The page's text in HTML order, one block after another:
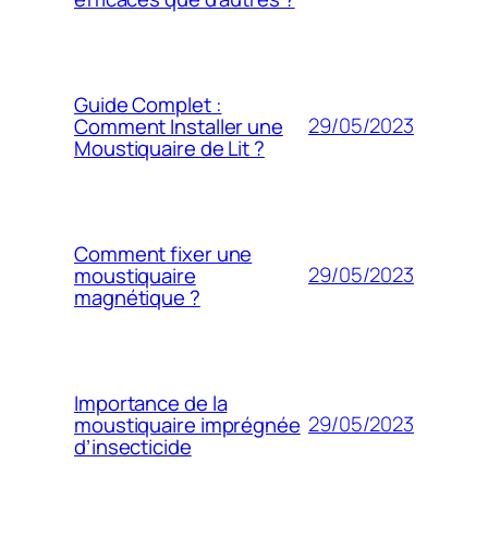
Guide Complet :
Comment Installer une
Moustiquaire de Lit ?
29/05/2023
Comment fixer une
moustiquaire
magnétique ?
29/05/2023
Importance de la
moustiquaire imprégnée
d’insecticide
29/05/2023